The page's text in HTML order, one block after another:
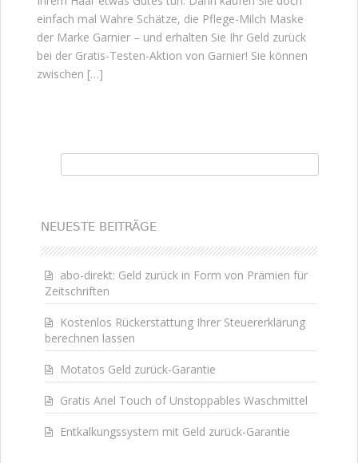
einfach mal Wahre Schätze, die Pflege-Milch Maske
der Marke Garnier – und erhalten Sie Ihr Geld zurück
bei der Gratis-Testen-Aktion von Garnier! Sie können
zwischen […]
NEUESTE BEITRÄGE
abo-direkt: Geld zurück in Form von Prämien für
Zeitschriften
Kostenlos Rückerstattung Ihrer Steuererklärung
berechnen lassen
Motatos Geld zurück-Garantie
Gratis Ariel Touch of Unstoppables Waschmittel
Entkalkungssystem mit Geld zurück-Garantie